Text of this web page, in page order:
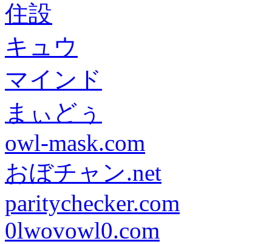
住設
キュウ
マインド
まぃどぅ
owl-mask.com
おぼチャン.net
paritychecker.com
0lwovowl0.com